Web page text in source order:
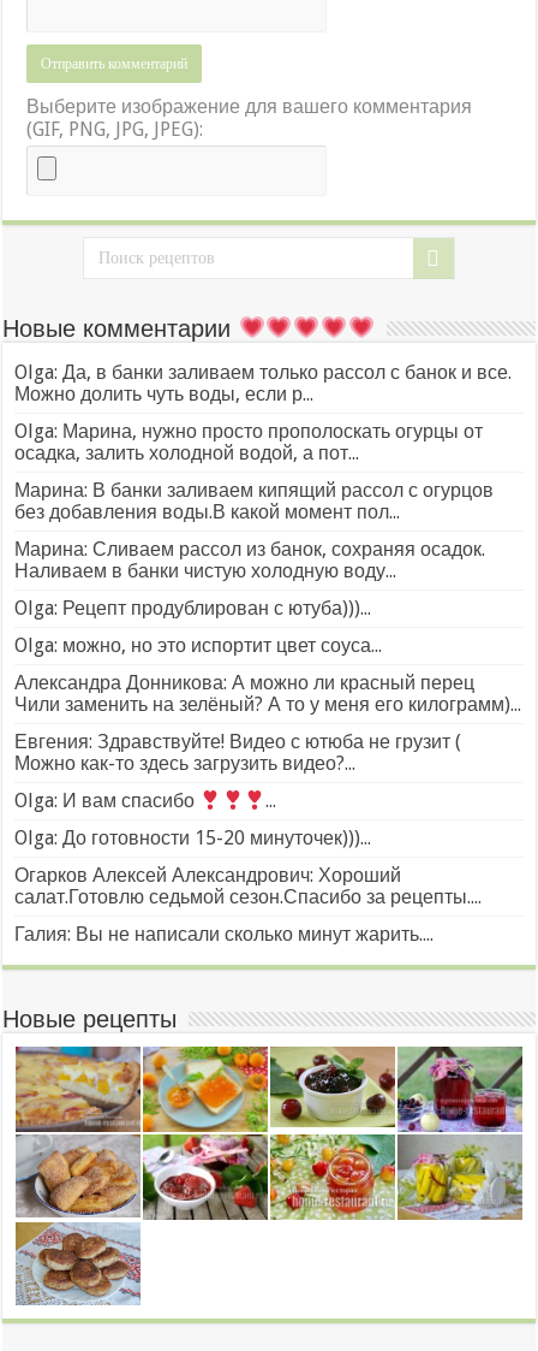
Выберите изображение для вашего комментария
(GIF, PNG, JPG, JPEG):
Новые комментарии
Olga: Да, в банки заливаем только рассол с банок и все.
Можно долить чуть воды, если р...
Olga: Марина, нужно просто прополоскать огурцы от
осадка, залить холодной водой, а пот...
Марина: В банки заливаем кипящий рассол с огурцов
без добавления воды.В какой момент пол...
Марина: Сливаем рассол из банок, сохраняя осадок.
Наливаем в банки чистую холодную воду...
Olga: Рецепт продублирован с ютуба)))...
Olga: можно, но это испортит цвет соуса...
Александра Донникова: А можно ли красный перец
Чили заменить на зелёный? А то у меня его килограмм)...
Евгения: Здравствуйте! Видео с ютюба не грузит (
Можно как-то здесь загрузить видео?...
Olga: И вам спасибо
...
Olga: До готовности 15-20 минуточек)))...
Огарков Алексей Александрович: Хороший
салат.Готовлю седьмой сезон.Спасибо за рецепты....
Галия: Вы не написали сколько минут жарить....
Новые рецепты